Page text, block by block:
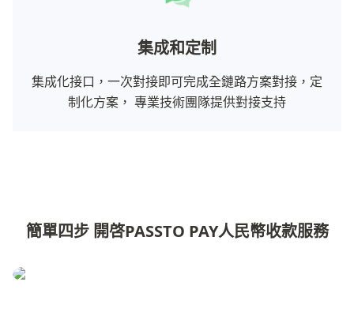
集成和定制
集成化接口，一次對接即可完成全鏈路方案對接，定
制化方案， 專業技術團隊提供對接支持
簡單四步 開啓PASSTO PAY人民幣收款服務